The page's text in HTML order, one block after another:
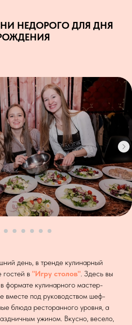
НЕДОРОГО ДЛЯ ДНЯ
день, в тренде кулинарный
гостей в "Игру столов". Здесь вы
формате кулинарного мастер-
вместе под руководством шеф-
блюда ресторанного уровня, а
ужином. Вкусно, весело,